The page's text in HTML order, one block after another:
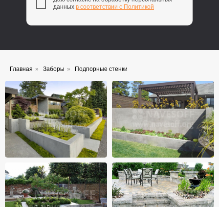
данных в соответствии с Политикой
Главная » Заборы » Подпорные стенки